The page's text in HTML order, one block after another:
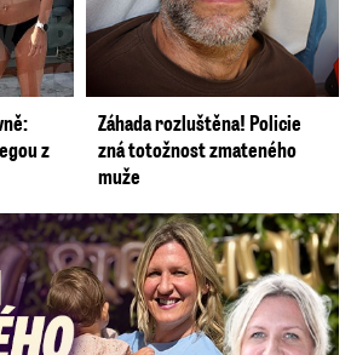
z
Záhada rozluštěna! Policie
zná totožnost zmateného
muže
Z dárce spermatu pravý táta